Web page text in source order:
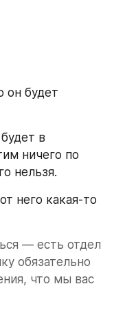
он будет
в
ничего по
нельзя.
него какая-то
— есть отдел
обязательно
что мы вас